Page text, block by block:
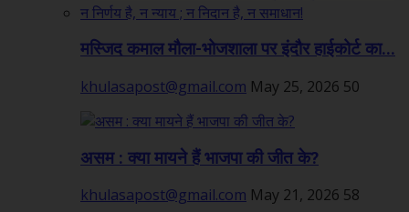
मस्जिद कमाल मौला-भोजशाला पर इंदौर हाईकोर्ट का...
khulasapost@gmail.com May 25, 2026 50
असम : क्या मायने हैं भाजपा की जीत के?
khulasapost@gmail.com May 21, 2026 58